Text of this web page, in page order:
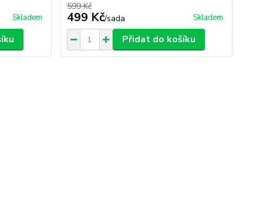
Skladem
599 Kč
499 Kč/sada Skladem
Přidat do košíku